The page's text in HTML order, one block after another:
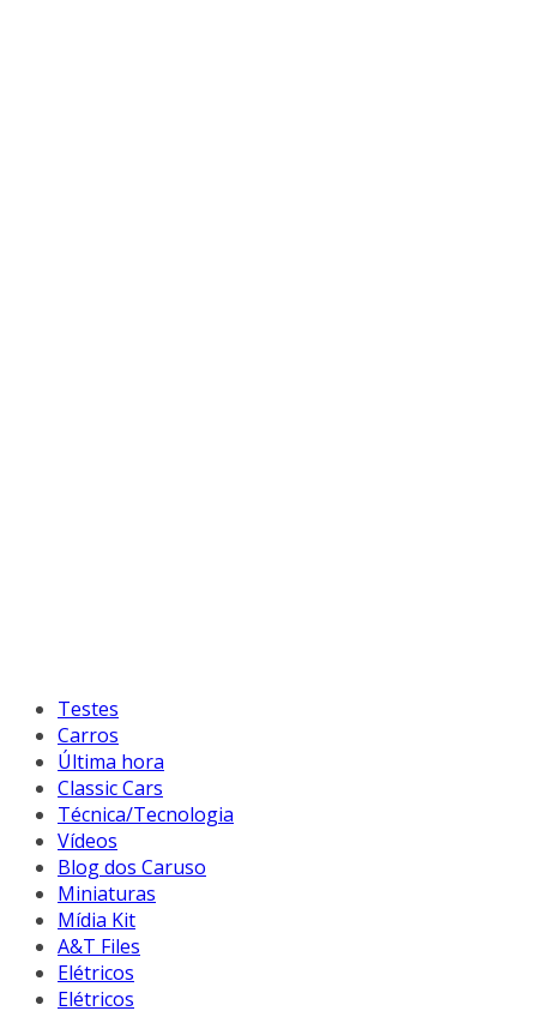
Testes
Carros
Última hora
Classic Cars
Técnica/Tecnologia
Vídeos
Blog dos Caruso
Miniaturas
Mídia Kit
A&T Files
Elétricos
Elétricos